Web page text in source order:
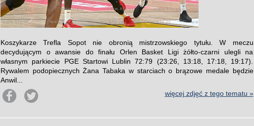
Koszykarze Trefla Sopot nie obronią mistrzowskiego tytułu. W meczu
decydującym o awansie do finału Orlen Basket Ligi żółto-czarni ulegli na
własnym parkiecie PGE Startowi Lublin 72:79 (23:26, 13:18, 17:18, 19:17).
Rywalem podopiecznych Żana Tabaka w starciach o brązowe medale będzie
Anwil...
więcej zdjęć z tego tematu »